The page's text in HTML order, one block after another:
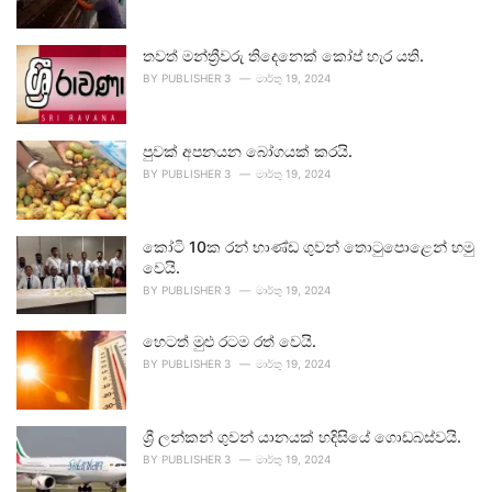
තවත් මන්ත්‍රීවරු තිදෙනෙක් කෝප් හැර යති.
BY PUBLISHER 3 මාර්තු 19, 2024
පුවක් අපනයන බෝගයක් කරයි.
BY PUBLISHER 3 මාර්තු 19, 2024
කෝටි 10ක රන් භාණ්ඩ ගුවන් තොටුපොළෙන් හමු
වෙයි.
BY PUBLISHER 3 මාර්තු 19, 2024
හෙටත් මුළු රටම රත් වෙයි.
BY PUBLISHER 3 මාර්තු 19, 2024
ශ්‍රී ලන්කන් ගුවන් යානයක් හදිසියේ ගොඩබස්වයි.
BY PUBLISHER 3 මාර්තු 19, 2024